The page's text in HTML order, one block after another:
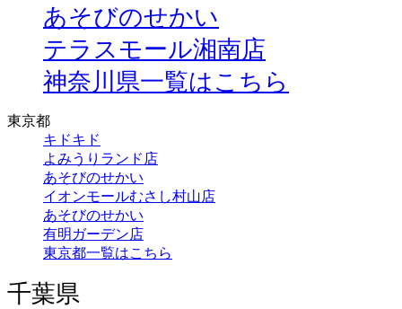
あそびのせかい
テラスモール湘南店
神奈川県一覧はこちら
東京都
キドキド
よみうりランド店
あそびのせかい
イオンモールむさし村山店
あそびのせかい
有明ガーデン店
東京都一覧はこちら
千葉県